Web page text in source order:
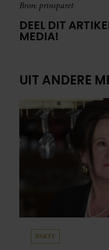
Bron: prinsparet
DEEL DIT
MEDIA!
UIT ANDERE
PARTY